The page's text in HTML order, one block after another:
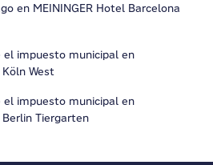
en MEININGER Hotel Barcelona
el impuesto municipal en
Köln West
el impuesto municipal en
Berlin Tiergarten